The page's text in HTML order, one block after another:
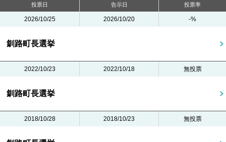
投票日 告示日 投票率
2026/10/25 2026/10/20 -%
釧路町長選挙
2022/10/23 2022/10/18 無投票
釧路町長選挙
2018/10/28 2018/10/23 無投票